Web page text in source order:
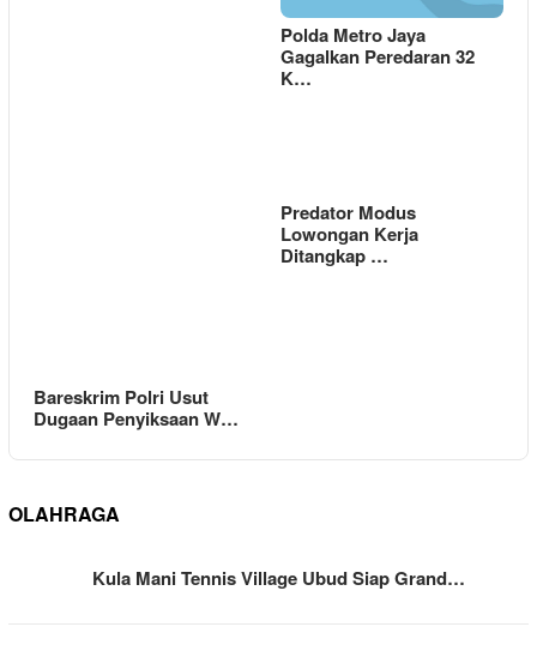
Polda Metro Jaya
Gagalkan Peredaran 32
K…
Bareskrim Polri Usut
Dugaan Penyiksaan W…
Predator Modus
Lowongan Kerja
Ditangkap …
OLAHRAGA
Kula Mani Tennis Village Ubud Siap Grand…